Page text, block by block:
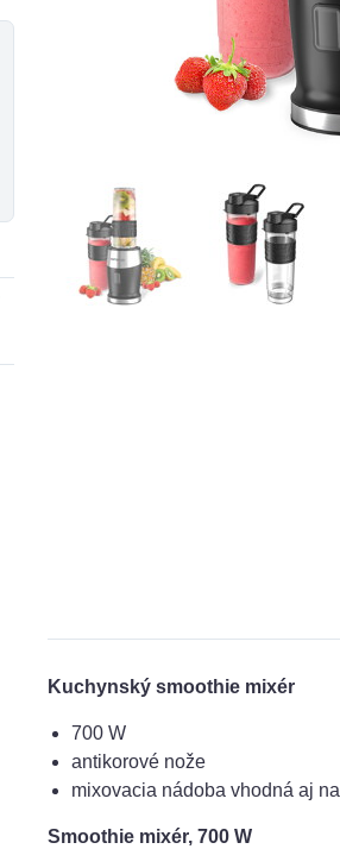
Kuchynský smoothie mixér
700 W
antikorové nože
mixovacia nádoba vhodná aj
Smoothie mixér, 700 W